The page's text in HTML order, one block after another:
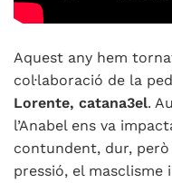
Aquest any hem
col·laboració de la
Lorente, catana3el.
l’Anabel ens va
contundent, dur,
pressió, el masclisme